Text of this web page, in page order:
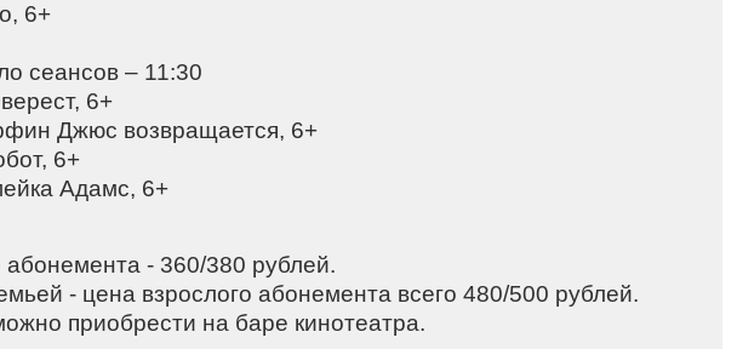
6+⠀⠀⠀
сеансов – 11:30
6+⠀
Джюс возвращается, 6+⠀
6+⠀
Адамс, 6+
абонемента - 360/380 рублей.⠀
- цена взрослого абонемента всего 480/500 рублей. ⠀
приобрести на баре кинотеатра. ⠀